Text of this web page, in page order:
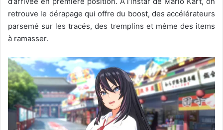
retrouve le dérapage qui offre du boost, des accélérateurs
parsemé sur les tracés, des tremplins et même des items
à ramasser.